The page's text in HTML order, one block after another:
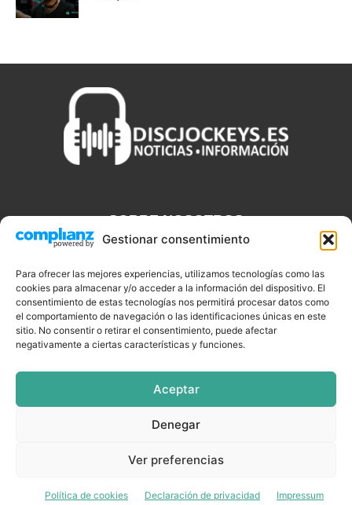
Gestionar consentimiento
Para ofrecer las mejores experiencias, utilizamos tecnologías como las
cookies para almacenar y/o acceder a la información del dispositivo. El
consentimiento de estas tecnologías nos permitirá procesar datos como
el comportamiento de navegación o las identificaciones únicas en este
sitio. No consentir o retirar el consentimiento, puede afectar
negativamente a ciertas características y funciones.
Aceptar
Denegar
Ver preferencias
Política de cookies Declaración de privacidad Impressum
SOBRE NOSOTROS
que necesitas saber sobre noticias, novedades, tecnologías y
aplicaciones que te ayudaran a ser un mejor Djs.
SÍGUENOS
EQUIPAMIENTO EVENTOS
TUTORIALES
© DISCJOCKEYS.ES - ¡Todo lo un Dj necesitar saber!